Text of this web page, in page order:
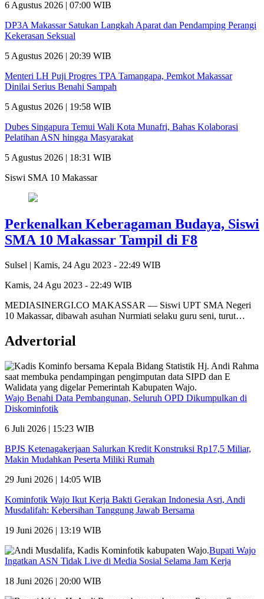
6 Agustus 2026 | 07:00 WIB
DP3A Makassar Satukan Langkah Aparat dan Pendamping Perangi
Kekerasan Seksual
5 Agustus 2026 | 20:39 WIB
Menteri LH Puji Progres TPA Tamangapa, Pemkot Makassar
Dinilai Serius Benahi Sampah
5 Agustus 2026 | 19:58 WIB
Dubes Singapura Temui Wali Kota Munafri, Bahas Kolaborasi
Pelatihan ASN hingga Masyarakat
5 Agustus 2026 | 18:31 WIB
Siswi SMA 10 Makassar
Perkenalkan Keberagaman Budaya, Siswi
SMA 10 Makassar Tampil di F8
Sulsel | Kamis, 24 Agu 2023 - 22:49 WIB
Kamis, 24 Agu 2023 - 22:49 WIB
MEDIASINERGI.CO MAKASSAR — Siswi UPT SMA Negeri
10 Makassar, dibawah asuhan Nurmiati selaku guru seni, turut…
Advertorial
Wajo Benahi Data Pembangunan, Seluruh OPD Dikumpulkan di
Diskominfotik
6 Juli 2026 | 15:23 WIB
BPJS Ketenagakerjaan Salurkan Kredit Konstruksi Rp17,5 Miliar,
Makin Mudahkan Peserta Miliki Rumah
29 Juni 2026 | 14:05 WIB
Kominfotik Wajo Ikut Kerja Bakti Gerakan Indonesia Asri, Andi
Musdalifah: Kebersihan Tanggung Jawab Bersama
19 Juni 2026 | 13:19 WIB
Bupati Wajo
Ingatkan ASN Tidak Live di Media Sosial Selama Jam Kerja
18 Juni 2026 | 20:00 WIB